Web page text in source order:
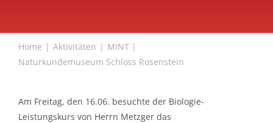
Home Aktivitäten
MINT
Naturkundemuseum Schloss Rosenstein
Am Freitag, den 16.06. besuchte der Biologie-
Leistungskurs von Herrn Metzger das